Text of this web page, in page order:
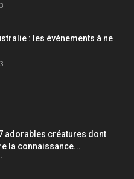
: les événements à ne
adorables créatures dont
la connaissance...